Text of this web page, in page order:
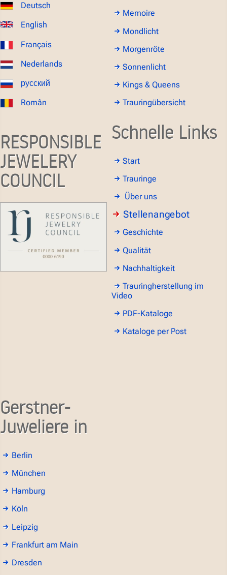
Deutsch
English
Français
Nederlands
русский
Român
RESPONSIBLE
JEWELERY
COUNCIL
Memoire
Mondlicht
Morgenröte
Sonnenlicht
Kings & Queens
Trauringübersicht
Schnelle Links
Start
Trauringe
Über uns
Stellenangebot
Geschichte
Qualität
Nachhaltigkeit
Trauringherstellung im
Video
PDF-Kataloge
Kataloge per Post
Gerstner-
Juweliere in
Berlin
München
Hamburg
Köln
Leipzig
Frankfurt am Main
Dresden